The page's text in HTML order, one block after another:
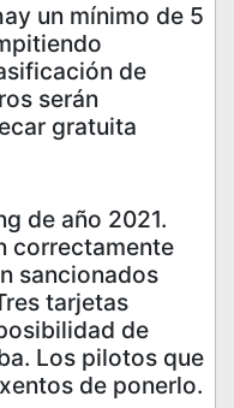
un mínimo de 5
de
serán
gratuita
de año 2021.
correctamente
sancionados
tarjetas
de
Los pilotos que
de ponerlo.